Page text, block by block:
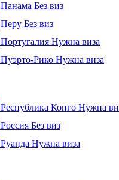
Панама Без виз
Перу Без виз
Португалия Нужна виза
Пуэрто-Рико Нужна виза
Республика Конго Нужна
Россия Без виз
Руанда Нужна виза